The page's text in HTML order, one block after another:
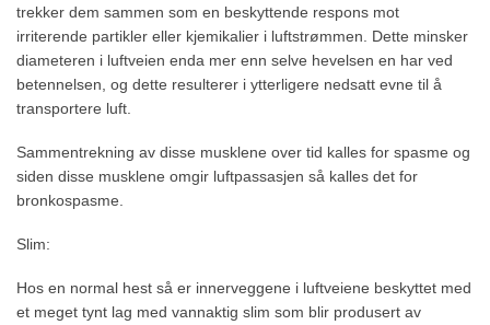
trekker dem sammen som en beskyttende respons mot
irriterende partikler eller kjemikalier i luftstrømmen. Dette minsker
diameteren i luftveien enda mer enn selve hevelsen en har ved
betennelsen, og dette resulterer i ytterligere nedsatt evne til å
transportere luft.
Sammentrekning av disse musklene over tid kalles for spasme og
siden disse musklene omgir luftpassasjen så kalles det for
bronkospasme.
Slim:
Hos en normal hest så er innerveggene i luftveiene beskyttet med
et meget tynt lag med vannaktig slim som blir produsert av